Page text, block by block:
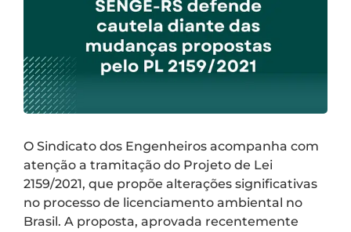
O Sindicato dos Engenheiros acompanha com
atenção a tramitação do Projeto de Lei
2159/2021, que propõe alterações significativas
no processo de licenciamento ambiental no
Brasil. A proposta, aprovada recentemente